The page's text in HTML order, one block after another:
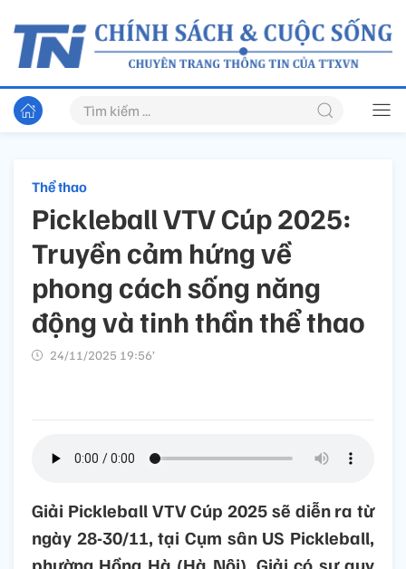
Thể thao
Pickleball VTV Cúp 2025:
Truyền cảm hứng về
phong cách sống năng
động và tinh thần thể thao
24/11/2025 19:56’
Giải Pickleball VTV Cúp 2025 sẽ diễn ra từ
ngày 28-30/11, tại Cụm sân US Pickleball,